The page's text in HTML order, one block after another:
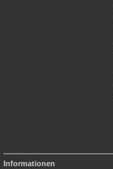
Informationen